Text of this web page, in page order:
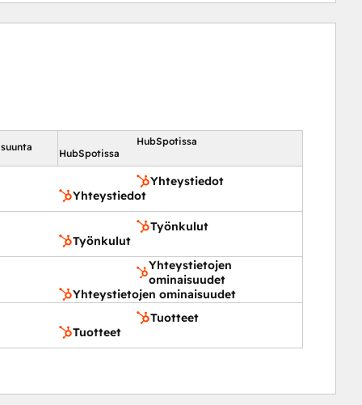
HubSpotissa
HubSpotissa
Yhteystiedot
Yhteystiedot
Työnkulut
Työnkulut
Yhteystietojen
ominaisuudet
Yhteystietojen ominaisuudet
Tuotteet
Tuotteet